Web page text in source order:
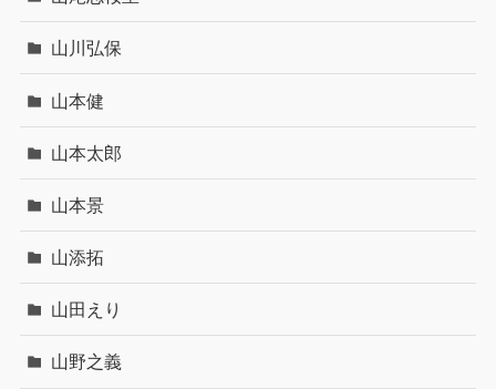
山川弘保
山本健
山本太郎
山本景
山添拓
山田えり
山野之義